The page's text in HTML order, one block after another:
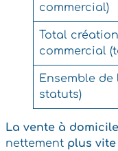
commercial)
Total
commercial
Ensemble de
statuts)
La vente à domicile
nettement plus vite